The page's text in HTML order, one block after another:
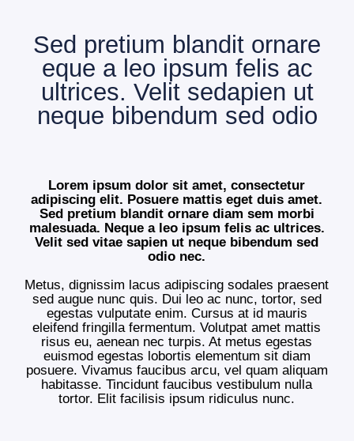
Sed pretium blandit ornare
eque a leo ipsum felis ac
ultrices. Velit sedapien ut
neque bibendum sed odio
Lorem ipsum dolor sit amet, consectetur
adipiscing elit. Posuere mattis eget duis amet.
Sed pretium blandit ornare diam sem morbi
malesuada. Neque a leo ipsum felis ac ultrices.
Velit sed vitae sapien ut neque bibendum sed
odio nec.
Metus, dignissim lacus adipiscing sodales praesent
sed augue nunc quis. Dui leo ac nunc, tortor, sed
egestas vulputate enim. Cursus at id mauris
eleifend fringilla fermentum. Volutpat amet mattis
risus eu, aenean nec turpis. At metus egestas
euismod egestas lobortis elementum sit diam
posuere. Vivamus faucibus arcu, vel quam aliquam
habitasse. Tincidunt faucibus vestibulum nulla
tortor. Elit facilisis ipsum ridiculus nunc.